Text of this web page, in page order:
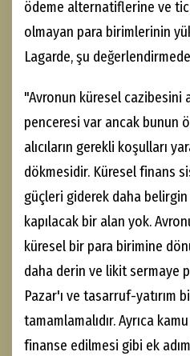
ödeme alternatiflerine ve
olmayan para birimlerinin
Lagarde, şu
"Avronun küresel cazibesini
penceresi var ancak bunun
alıcıların gerekli koşulları
dökmesidir. Küresel finans
güçleri giderek daha
kapılacak bir alan yok.
küresel bir para birimine
daha derin ve likit sermaye
Pazar'ı ve tasarruf-yatırım
tamamlamalıdır. Ayrıca
finanse edilmesi gibi ek